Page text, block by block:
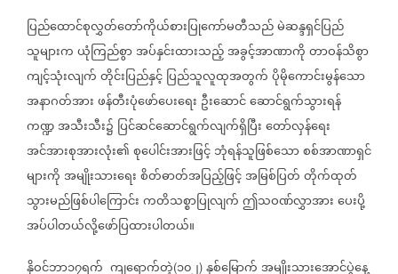
ပြည်ထောင်စုလွှတ်တော်ကိုယ်စားပြုကော်မတီသည်မဲဆန္ဒရှင်ပြည်
သူများကယုံကြည်စွာအပ်နှင်းထားသည့်အခွင့်အာဏာကိုတာဝန်သိစွာ
ကျင့်သုံးလျက်တိုင်းပြည်နှင့်ပြည်သူလူထုအတွက်ပိုမိုကောင်းမွန်သော
အနာဂတ်အားဖန်တီးပုံဖော်ပေးရေး ဦးဆောင်ဆောင်ရွက်သွားရန်
ကဏ္ဍအသီးသီး၌ ပြင်ဆင်ဆောင်ရွက်လျက်ရှိပြီးတော်လှန်ရေး
အင်အားစုအားလုံး၏စုပေါင်းအားဖြင့်ဘုံရန်သူဖြစ်သောစစ်အာဏာရှင်
များကိုအမျိုးသားရေးစိတ်ဓာတ်အပြည့်ဖြင့်အမြစ်ပြတ်တိုက်ထုတ်
သွားမည်ဖြစ်ပါကြောင်းကတိသစ္စာပြုလျက်ဤသဝဏ်လွှာအားပေးပို့
အပ်ပါတယ်လို့ဖော်ပြထားပါတယ်။
နိုဝင်ဘာ၁၇ရက် ကျရောက်တဲ့(၁၀၂) နှစ်မြောက်အမျိုးသားအောင်ပွဲနေ့